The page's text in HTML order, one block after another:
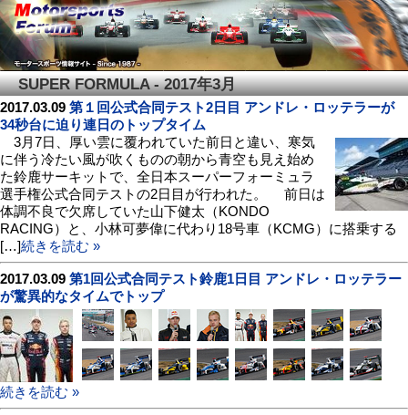
SUPER FORMULA - 2017年3月
2017.03.09 第１回公式合同テスト2日目 アンドレ・ロッテラーが
34秒台に迫り連日のトップタイム
3月7日、厚い雲に覆われていた前日と違い、寒気
に伴う冷たい風が吹くものの朝から青空も見え始め
た鈴鹿サーキットで、全日本スーパーフォーミュラ
選手権公式合同テストの2日目が行われた。 前日は
体調不良で欠席していた山下健太（KONDO
RACING）と、小林可夢偉に代わり18号車（KCMG）に搭乗する
[…]続きを読む »
2017.03.09 第1回公式合同テスト鈴鹿1日目 アンドレ・ロッテラー
が驚異的なタイムでトップ
続きを読む »